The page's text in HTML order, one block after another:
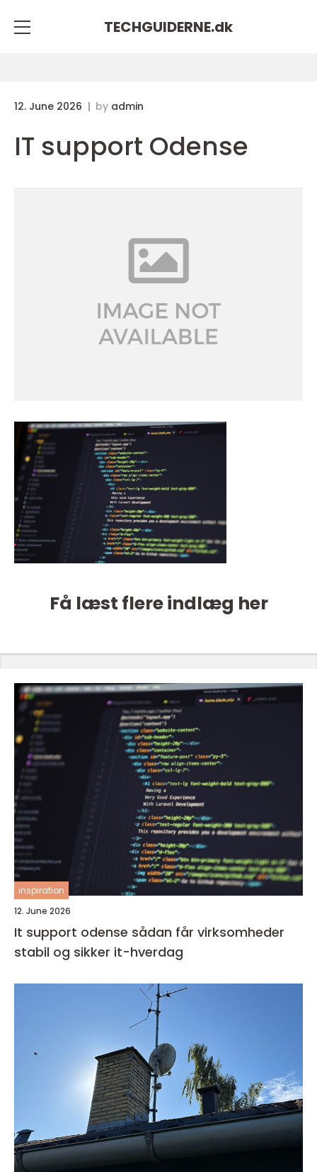
TECHGUIDERNE.dk
12. June 2026 by admin
IT support Odense
Få læst flere indlæg her
inspiration
12. June 2026
It support odense sådan får virksomheder
stabil og sikker it-hverdag